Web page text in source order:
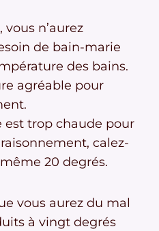
n’aurez
de bain-marie
des bains.
agréable pour
est trop chaude pour
calez-
20 degrés.
vous aurez du mal
à vingt degrés